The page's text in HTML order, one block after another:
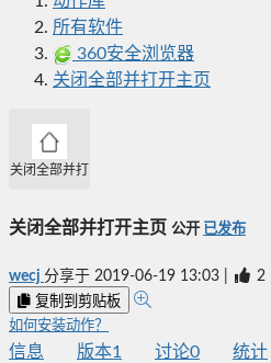
所有软件
360安全浏览器
关闭全部并打开主页
关闭全部并打开主页
关闭全部并打开主页 公开 已发布
wecj 分享于 2019-06-19 13:03 2
复制到剪贴板
如何安装动作？
信息 版本1 讨论0 统计